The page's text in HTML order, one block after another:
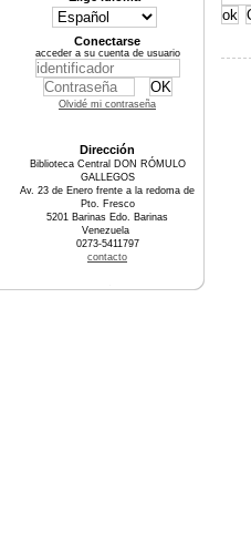
Conectarse
acceder a su cuenta de usuario
Olvidé mi contraseña
Dirección
Biblioteca Central DON RÓMULO
GALLEGOS
Av. 23 de Enero frente a la redoma de
Pto. Fresco
5201 Barinas Edo. Barinas
Venezuela
0273-5411797
contacto